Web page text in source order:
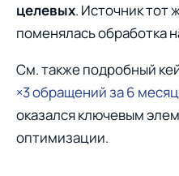
целевых. Источник тот
поменялась обработка
См. также подробный
×3 обращений за 6
оказался ключевым
оптимизации.